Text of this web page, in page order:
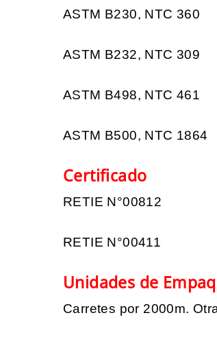
ASTM B230, NTC 360
ASTM B232, NTC 309
ASTM B498, NTC 461
ASTM B500, NTC 1864
Certificado
RETIE N°00812
RETIE N°00411
Unidades de
Carretes por 2000m.